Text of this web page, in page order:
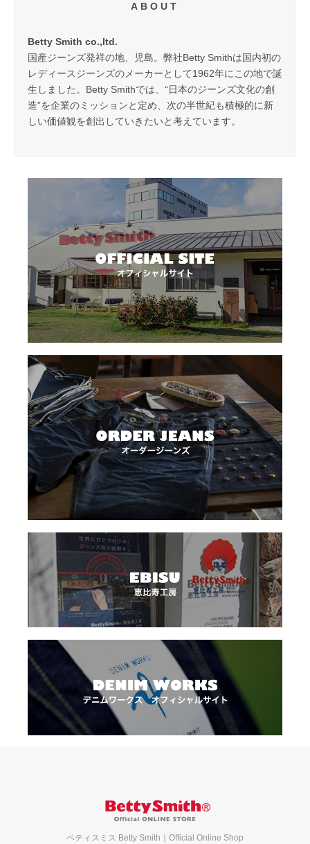
ABOUT
Betty Smith co.,ltd.
国産ジーンズ発祥の地、児島。弊社Betty Smithは国内初の
レディースジーンズのメーカーとして1962年にこの地で誕
生しました。Betty Smithでは、“日本のジーンズ文化の創
造”を企業のミッションと定め、次の半世紀も積極的に新
しい価値観を創出していきたいと考えています。
ベティスミス Betty Smith｜Official Online Shop